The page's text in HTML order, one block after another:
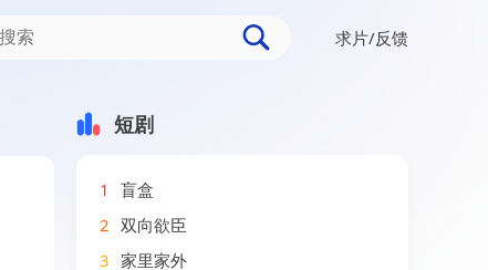
求片/反馈
短剧
1
盲盒
2 双向欲臣
3 家里家外